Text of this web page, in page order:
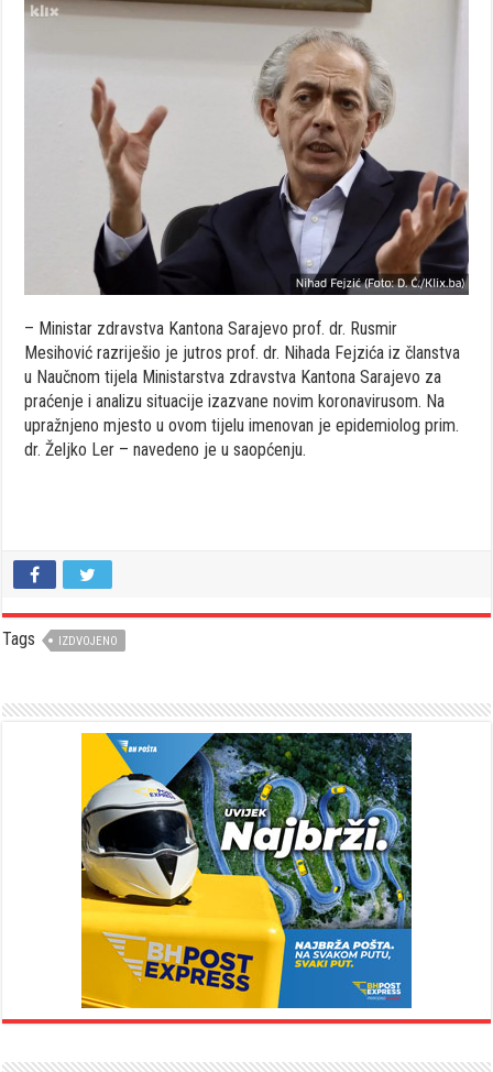
– Ministar zdravstva Kantona Sarajevo prof. dr. Rusmir
Mesihović razriješio je jutros prof. dr. Nihada Fejzića iz članstva
u Naučnom tijela Ministarstva zdravstva Kantona Sarajevo za
praćenje i analizu situacije izazvane novim koronavirusom. Na
upražnjeno mjesto u ovom tijelu imenovan je epidemiolog prim.
dr. Željko Ler – navedeno je u saopćenju.
Tags IZDVOJENO